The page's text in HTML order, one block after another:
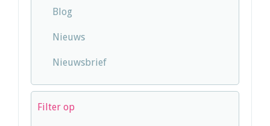
Blog
Nieuws
Nieuwsbrief
Filter op